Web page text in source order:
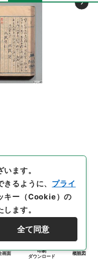
画面
印刷
ダウンロード
概観図
ます。
るように、 プライ
キー（Cookie）の
ます。
全て同意